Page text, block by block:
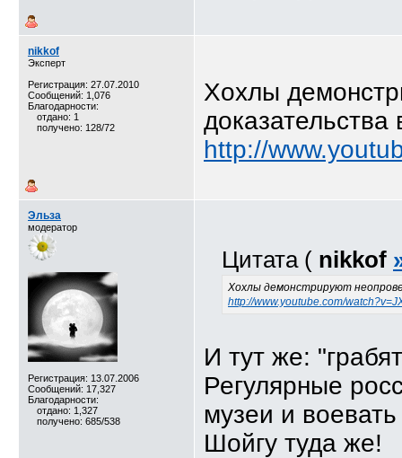
nikkof
Эксперт
Регистрация: 27.07.2010
Сообщений: 1,076
Благодарности:
отдано: 1
получено: 128/72
Хохлы
http://
Эльза
модератор
Регистрация: 13.07.2006
Сообщений: 17,327
Благодарности:
отдано: 1,327
получено: 685/538
Цитата ( nikkof
Хохлы демонстрируют
http://www.youtube.com/
И тут же:
Регулярные
музеи и
Шойгу туда же!